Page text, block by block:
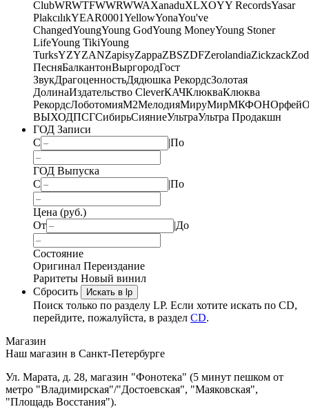
ClubWRWTFWWRWWAXanaduXLXOYY RecordsYasar
PlakcılıkYEAR0001YellowYonaYou've
ChangedYoungYoung GodYoung MoneyYoung Stoner
LifeYoung TikiYoung
TurksYZYZANZapisyZappaZBSZDFZerolandiaZickzack
ПесняБалкантонВыргородГост
ЗвукДрагоценностьДядюшка РекордсЗолотая
ДолинаИздательство CleverКАЧКлюкваКлюква
РекордсЛоботомияМ2МелодияМируМирМКФОНОрфей
ВЫХОДПСГСибирьСияниеУльтраУльтра Продакшн
ГОД Записи
С
|По
ГОД Выпуска
С
|По
Цена (руб.)
От
|До
Состояние
Оригинал Переиздание
Раритеты Новый винил
Сбросить
Искать в lp
Поиск только по разделу LP. Если хотите искать по CD,
перейдите, пожалуйста, в раздел CD.
Магазин
Наш магазин в Санкт-Петербурге
Ул. Марата, д. 28, магазин "Фонотека" (5 минут пешком от
метро "Владимирская"/"Достоевская", "Маяковская",
"Площадь Восстания").